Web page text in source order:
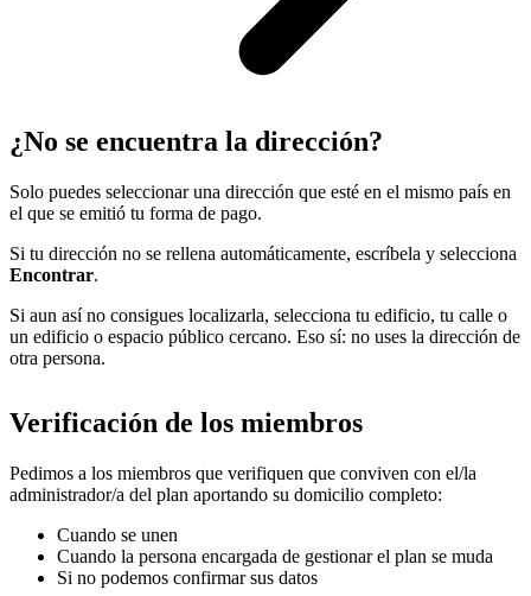
¿No se encuentra la dirección?
Solo puedes seleccionar una dirección que esté en el mismo país en
el que se emitió tu forma de pago.
Si tu dirección no se rellena automáticamente, escríbela y selecciona
Encontrar.
Si aun así no consigues localizarla, selecciona tu edificio, tu calle o
un edificio o espacio público cercano. Eso sí: no uses la dirección de
otra persona.
Verificación de los miembros
Pedimos a los miembros que verifiquen que conviven con el/la
administrador/a del plan aportando su domicilio completo:
Cuando se unen
Cuando la persona encargada de gestionar el plan se muda
Si no podemos confirmar sus datos